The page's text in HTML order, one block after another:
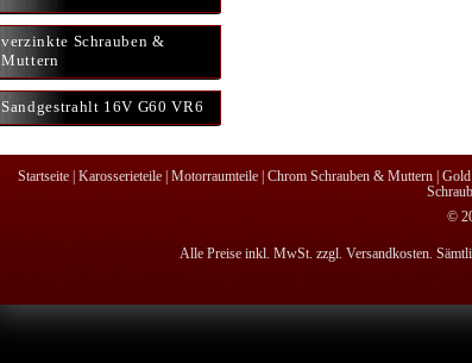
verzinkte Schrauben &
Muttern
Sandgestrahlt 16V G60 VR6
Startseite| Karosserieteile| Motorraumteile| Chrom Schrauben & Muttern|
©
Alle Preise inkl. MwSt. zzgl. Versandkosten.